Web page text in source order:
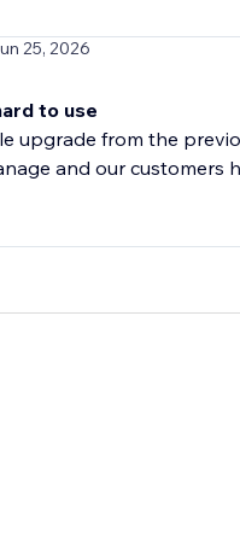
25, 2026
to use
upgrade from the
and our customers